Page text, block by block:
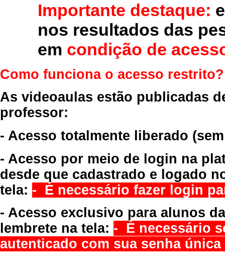
Importante destaque:
nos resultados das
em condição de
Como funciona o acesso restrito?
As videoaulas estão publicadas
professor:
- Acesso totalmente liberado
- Acesso por meio de login na
desde que cadastrado e logado
tela: - É necessário fazer login
- Acesso exclusivo para alunos
lembrete na tela: - É necessário
autenticado com sua senha